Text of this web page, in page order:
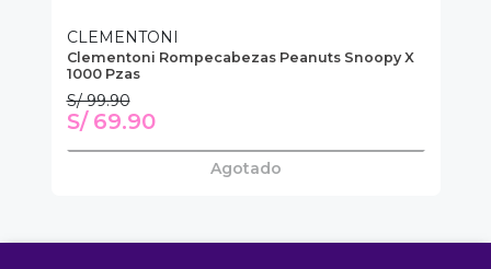
CLEMENTONI
Clementoni Rompecabezas Peanuts Snoopy X
1000 Pzas
S/ 99.90
S/ 69.90
Agotado